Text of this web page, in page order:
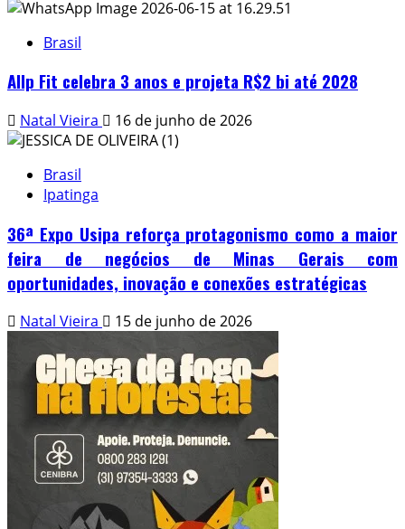
Brasil
Allp Fit celebra 3 anos e projeta R$2 bi até 2028
Natal Vieira 16 de junho de 2026
Brasil
Ipatinga
36ª Expo Usipa reforça protagonismo como a maior
feira de negócios de Minas Gerais com
oportunidades, inovação e conexões estratégicas
Natal Vieira 15 de junho de 2026